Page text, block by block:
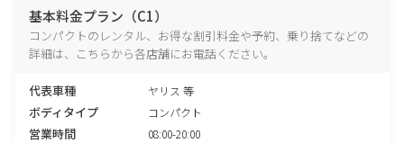
基本料金プラン（C1）
コンパクトのレンタル、お得な割引料金や予約、乗り捨てなどの
詳細は、こちらから各店舗にお電話ください。
代表車種 ヤリス 等
ボディタイプ コンパクト
営業時間 08:00-20:00